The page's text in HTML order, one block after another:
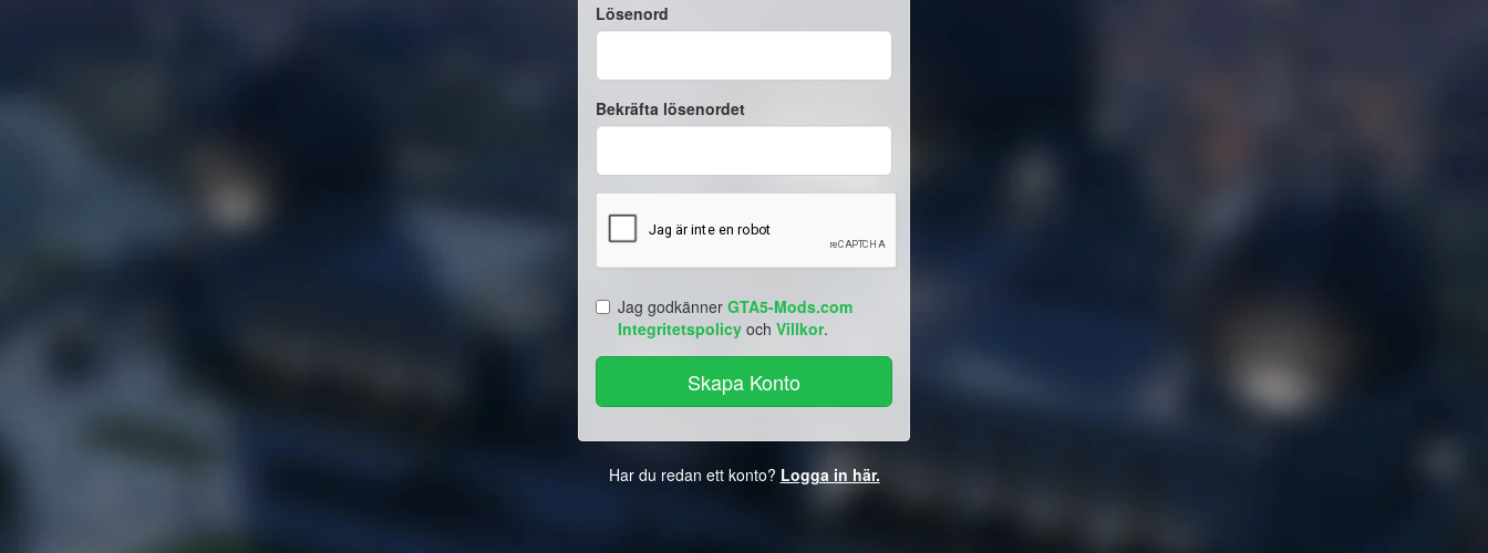
Lösenord
Bekräfta lösenordet
Jag godkänner GTA5-Mods.com
Integritetspolicy och Villkor.
Har du redan ett konto? Logga in här.